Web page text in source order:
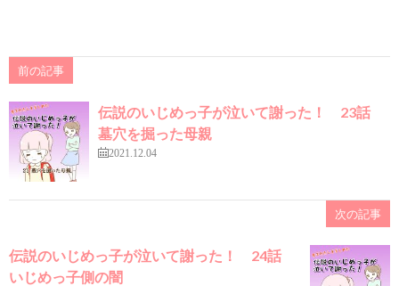
前の記事
伝説のいじめっ子が泣いて謝った！ 23話
墓穴を掘った母親
2021.12.04
次の記事
伝説のいじめっ子が泣いて謝った！ 24話
いじめっ子側の闇